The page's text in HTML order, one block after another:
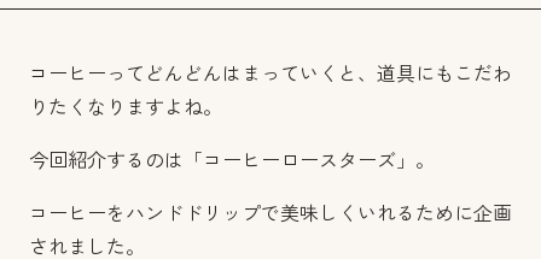
コーヒーってどんどんはまっていくと、道具にもこだわ
りたくなりますよね。
今回紹介するのは「コーヒーロースターズ」。
コーヒーをハンドドリップで美味しくいれるために企画
されました。